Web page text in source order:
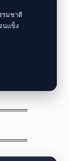
มชาติ
นแข็ง